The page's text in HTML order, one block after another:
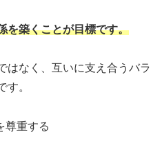
を築くことが目標です。
はなく、互いに支え合うバラ
す。
尊重する